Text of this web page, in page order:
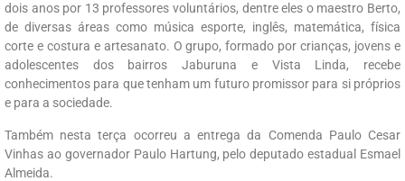
dois anos por 13 professores voluntários, dentre eles o maestro Berto,
de diversas áreas como música esporte, inglês, matemática, física
corte e costura e artesanato. O grupo, formado por crianças, jovens e
adolescentes dos bairros Jaburuna e Vista Linda, recebe
conhecimentos para que tenham um futuro promissor para si próprios
e para a sociedade.
Também nesta terça ocorreu a entrega da Comenda Paulo Cesar
Vinhas ao governador Paulo Hartung, pelo deputado estadual Esmael
Almeida.